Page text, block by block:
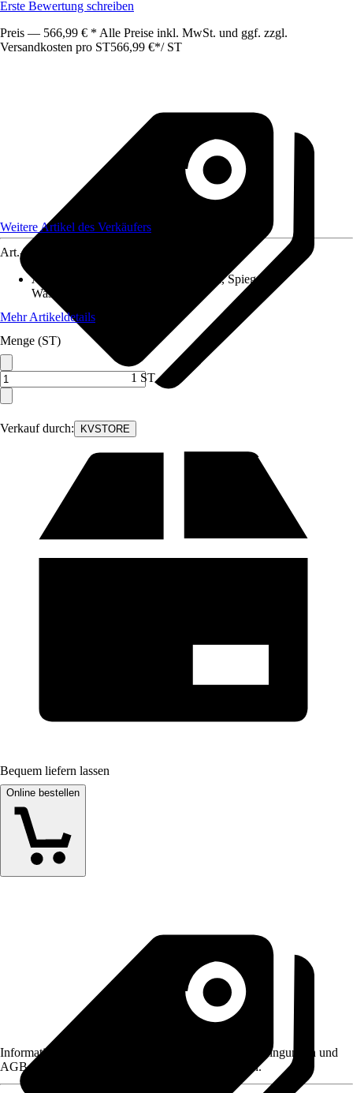
Erste Bewertung schreiben
Preis — 566,99 € * Alle Preise inkl. MwSt. und ggf. zzgl.
Versandkosten pro ST566,99 €*/ ST
Verkauf durch: KVSTORE
Weitere Artikel des Verkäufers
Art.-Nr.
Artikel besteht aus
Doppelwaschtisch, Spiegel,
Waschtischunterschrank
Mehr Artikeldetails
Menge (ST)
1 ST
Bequem liefern lassen
Online bestellen
Informationen des Verkäufers, wie z. B. Rückgabebedingungen und
AGB, finden Sie bei Klick auf den Verkäufernamen.